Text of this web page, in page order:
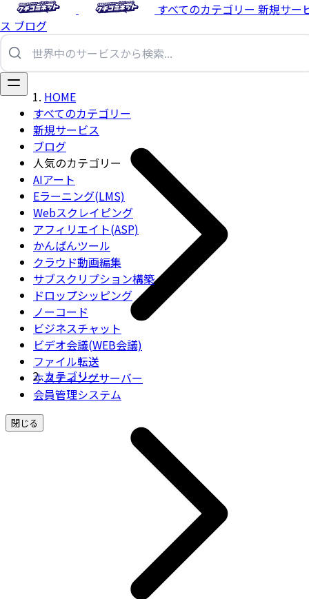
すべてのカテゴリー 新規サー
ス ブログ
すべてのカテゴリー
新規サービス
ブログ
人気のカテゴリー
AIアート
Eラーニング(LMS)
Webスクレイピング
アフィリエイト(ASP)
かんばんツール
クラウド動画編集
サブスクリプション構築
ドロップシッピング
ノーコード
ビジネスチャット
ビデオ会議(WEB会議)
ファイル転送
ホスティングサーバー
会員管理システム
閉じる
HOME
カテゴリー